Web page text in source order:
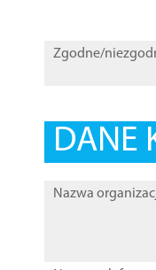
Zgodne/
DANE
Nazwa